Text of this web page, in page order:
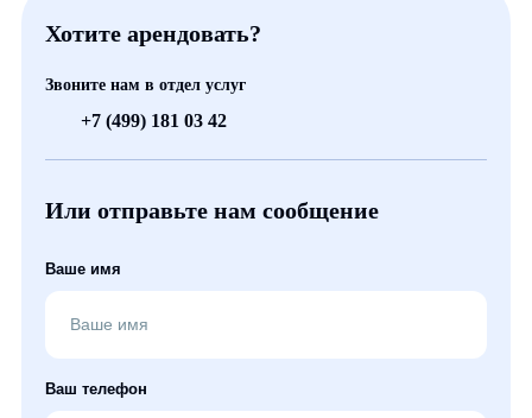
Хотите арендовать?
Звоните нам в отдел услуг
+7 (499) 181 03 42
Или отправьте нам сообщение
Ваше имя
Ваш телефон